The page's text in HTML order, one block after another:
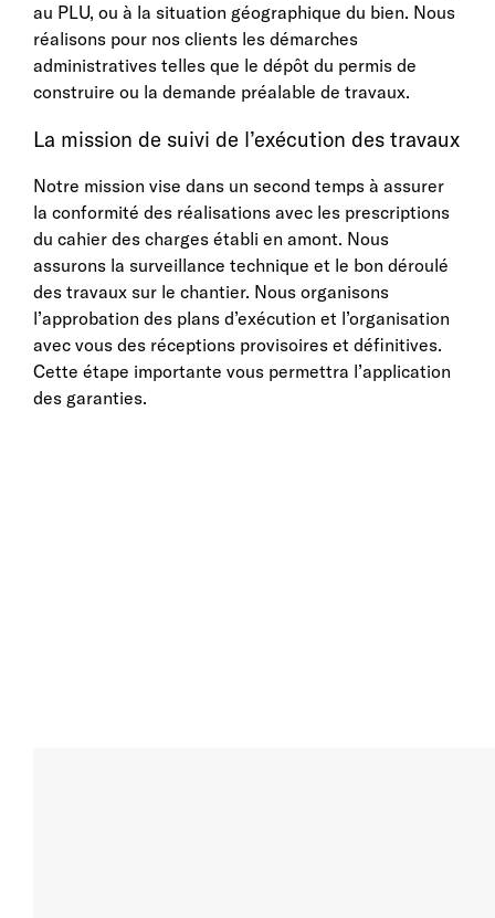
au PLU, ou à la situation géographique du bien. Nous
réalisons pour nos clients les démarches
administratives telles que le dépôt du permis de
construire ou la demande préalable de travaux.
La mission de suivi de l’exécution des travaux
Notre mission vise dans un second temps à assurer
la conformité des réalisations avec les prescriptions
du cahier des charges établi en amont. Nous
assurons la surveillance technique et le bon déroulé
des travaux sur le chantier. Nous organisons
l’approbation des plans d’exécution et l’organisation
avec vous des réceptions provisoires et définitives.
Cette étape importante vous permettra l’application
des garanties.